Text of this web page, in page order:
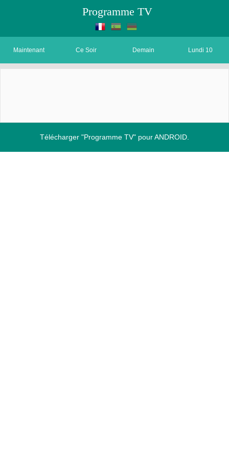
Programme TV
Maintenant Ce Soir Demain Lundi 10
Télécharger "Programme TV" pour ANDROID.